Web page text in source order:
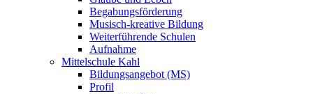
Begabungsförderung
Musisch-kreative Bildung
Weiterführende Schulen
Aufnahme
Mittelschule Kahl
Bildungsangebot (MS)
Profil